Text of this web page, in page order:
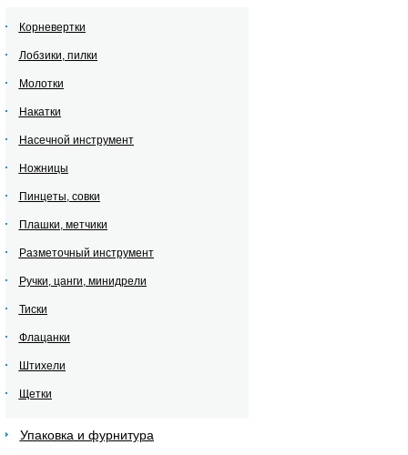
Корневертки
Лобзики, пилки
Молотки
Накатки
Насечной инструмент
Ножницы
Пинцеты, совки
Плашки, метчики
Разметочный инструмент
Ручки, цанги, минидрели
Тиски
Флацанки
Штихели
Щетки
Упаковка и фурнитура